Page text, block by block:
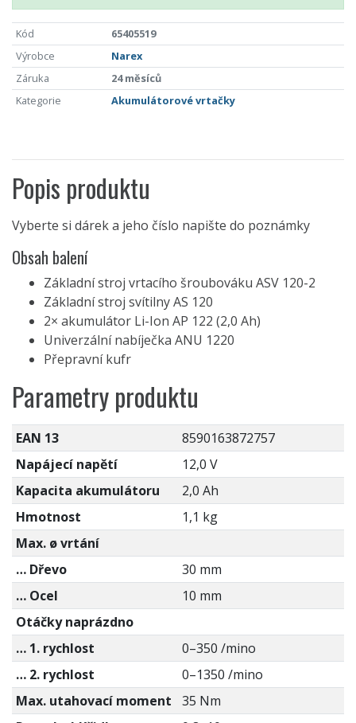
Kód
65405519
Výrobce
Narex
Záruka
24 měsíců
Kategorie
Akumulátorové vrtačky
Popis produktu
Vyberte si dárek a jeho číslo napište do poznámky
Obsah balení
Základní stroj vrtacího šroubováku ASV 120-2
Základní stroj svítilny AS 120
2× akumulátor Li-Ion AP 122 (2,0 Ah)
Univerzální nabíječka ANU 1220
Přepravní kufr
Parametry produktu
EAN 13
8590163872757
Napájecí napětí
12,0 V
Kapacita akumulátoru
2,0 Ah
Hmotnost
1,1 kg
Max. ø vrtání
… Dřevo
30 mm
… Ocel
10 mm
Otáčky naprázdno
… 1. rychlost
0–350 /mino
… 2. rychlost
0–1350 /mino
Max. utahovací moment
35 Nm